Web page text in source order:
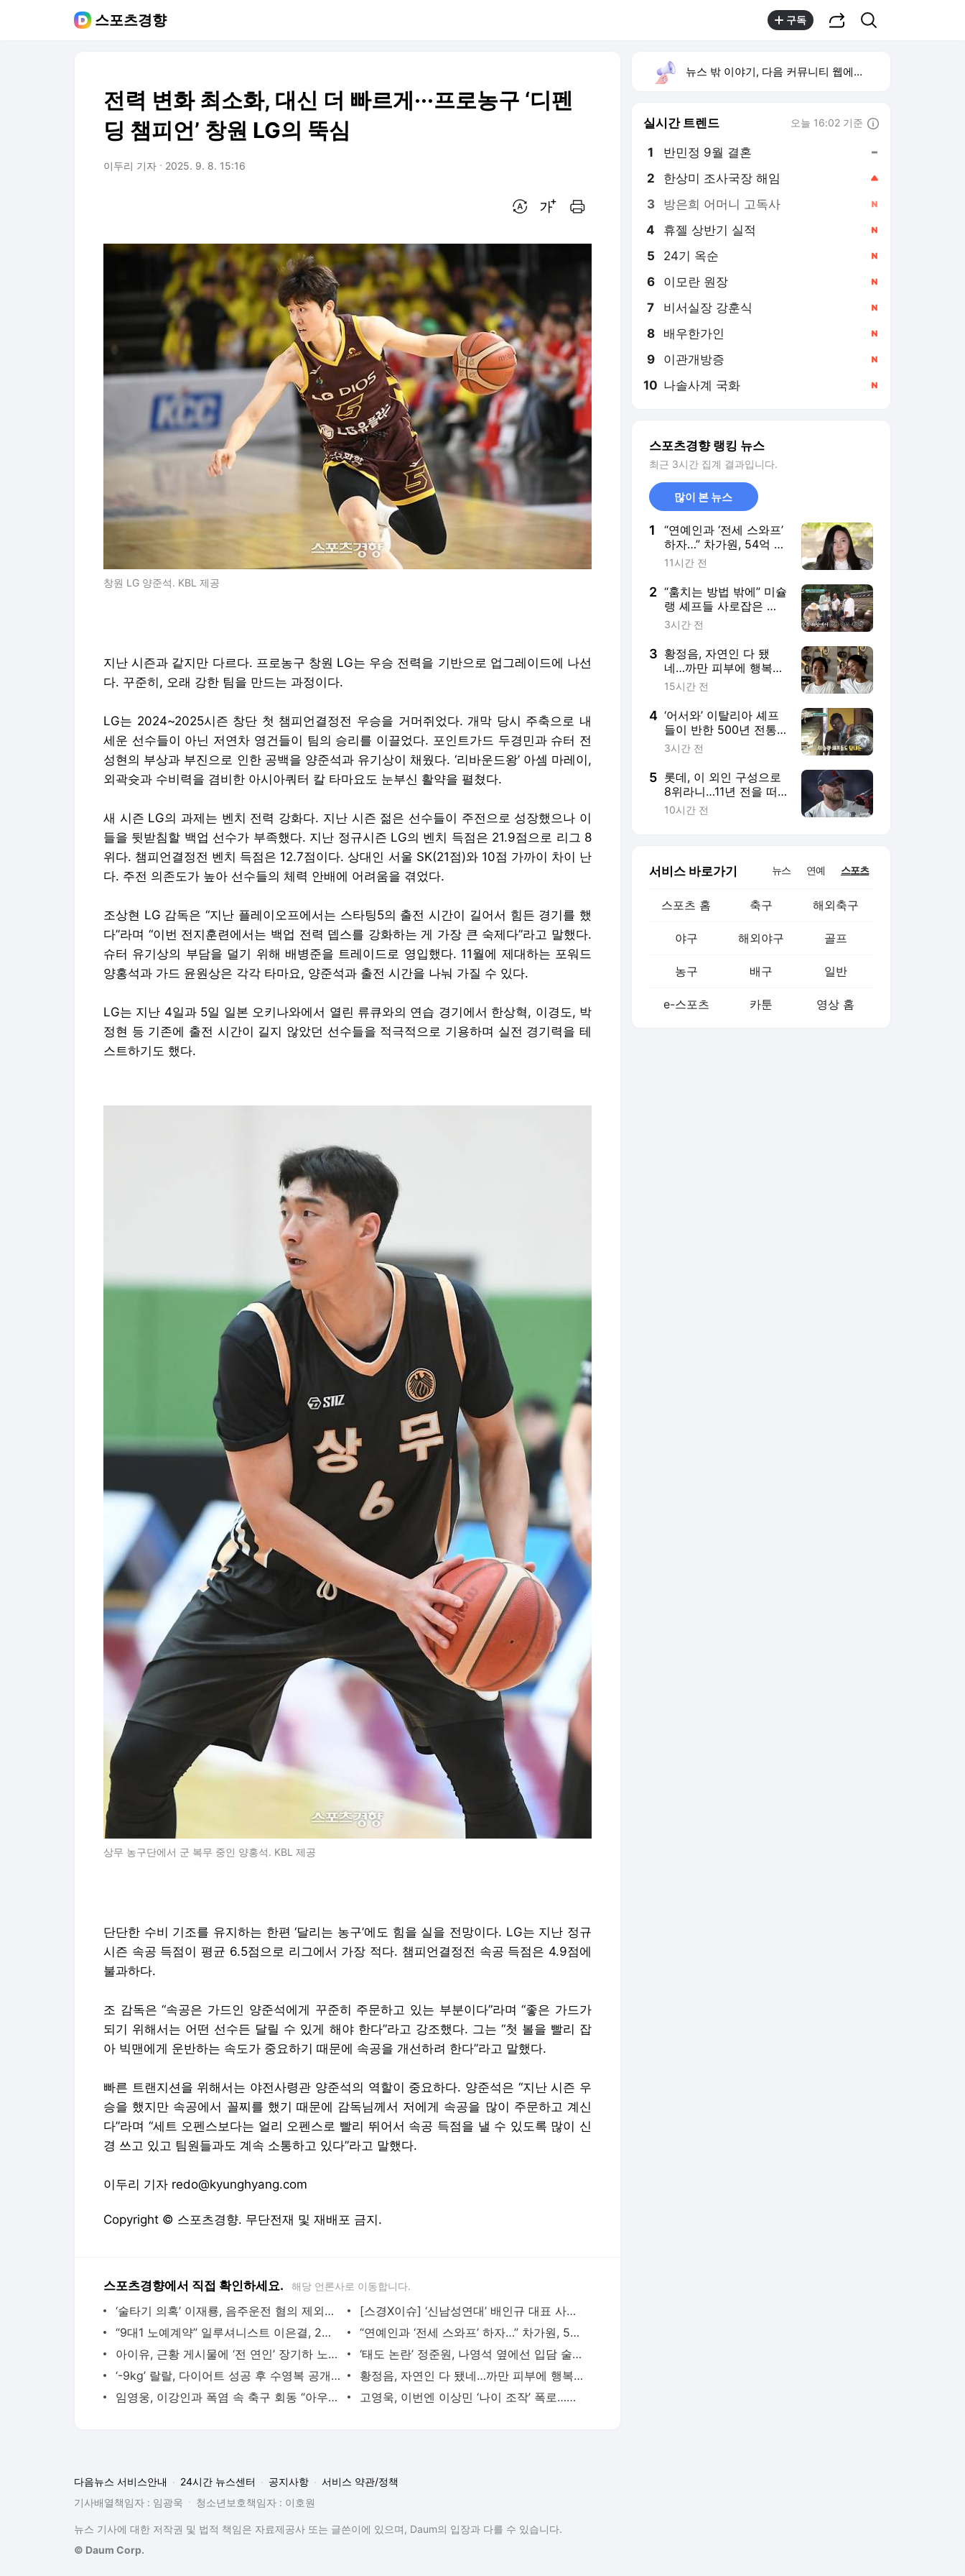
스포츠경향 구독
전력 변화 최소화, 대신 더 빠르게···프로농구 ‘디펜
딩 챔피언’ 창원 LG의 뚝심
이두리 기자 2025. 9. 8. 15:16
창원 LG 양준석. KBL 제공
지난 시즌과 같지만 다르다. 프로농구 창원 LG는 우승 전력을 기반으로 업그레이드에 나선
다. 꾸준히, 오래 강한 팀을 만드는 과정이다.
LG는 2024~2025시즌 창단 첫 챔피언결정전 우승을 거머쥐었다. 개막 당시 주축으로 내
세운 선수들이 아닌 저연차 영건들이 팀의 승리를 이끌었다. 포인트가드 두경민과 슈터 전
성현의 부상과 부진으로 인한 공백을 양준석과 유기상이 채웠다. ‘리바운드왕’ 아셈 마레이,
외곽슛과 수비력을 겸비한 아시아쿼터 칼 타마요도 눈부신 활약을 펼쳤다.
새 시즌 LG의 과제는 벤치 전력 강화다. 지난 시즌 젊은 선수들이 주전으로 성장했으나 이
들을 뒷받침할 백업 선수가 부족했다. 지난 정규시즌 LG의 벤치 득점은 21.9점으로 리그 8
위다. 챔피언결정전 벤치 득점은 12.7점이다. 상대인 서울 SK(21점)와 10점 가까이 차이 난
다. 주전 의존도가 높아 선수들의 체력 안배에 어려움을 겪었다.
조상현 LG 감독은 “지난 플레이오프에서는 스타팅5의 출전 시간이 길어서 힘든 경기를 했
다”라며 “이번 전지훈련에서는 백업 전력 뎁스를 강화하는 게 가장 큰 숙제다”라고 말했다.
슈터 유기상의 부담을 덜기 위해 배병준을 트레이드로 영입했다. 11월에 제대하는 포워드
양홍석과 가드 윤원상은 각각 타마요, 양준석과 출전 시간을 나눠 가질 수 있다.
LG는 지난 4일과 5일 일본 오키나와에서 열린 류큐와의 연습 경기에서 한상혁, 이경도, 박
정현 등 기존에 출전 시간이 길지 않았던 선수들을 적극적으로 기용하며 실전 경기력을 테
스트하기도 했다.
상무 농구단에서 군 복무 중인 양홍석. KBL 제공
단단한 수비 기조를 유지하는 한편 ‘달리는 농구’에도 힘을 실을 전망이다. LG는 지난 정규
시즌 속공 득점이 평균 6.5점으로 리그에서 가장 적다. 챔피언결정전 속공 득점은 4.9점에
불과하다.
조 감독은 “속공은 가드인 양준석에게 꾸준히 주문하고 있는 부분이다”라며 “좋은 가드가
되기 위해서는 어떤 선수든 달릴 수 있게 해야 한다”라고 강조했다. 그는 “첫 볼을 빨리 잡
아 빅맨에게 운반하는 속도가 중요하기 때문에 속공을 개선하려 한다”라고 말했다.
빠른 트랜지션을 위해서는 야전사령관 양준석의 역할이 중요하다. 양준석은 “지난 시즌 우
승을 했지만 속공에서 꼴찌를 했기 때문에 감독님께서 저에게 속공을 많이 주문하고 계신
다”라며 “세트 오펜스보다는 얼리 오펜스로 빨리 뛰어서 속공 득점을 낼 수 있도록 많이 신
경 쓰고 있고 팀원들과도 계속 소통하고 있다”라고 말했다.
이두리 기자 redo@kyunghyang.com
Copyright © 스포츠경향. 무단전재 및 재배포 금지.
스포츠경향에서 직접 확인하세요. 해당 언론사로 이동합니다.
‘술타기 의혹’ 이재룡, 음주운전 혐의 제외된 채 재판行…왜?
[스경X이슈] ‘신남성연대’ 배인규 대표 사망…동료 유튜버들 추모 행렬
“9대1 노예계약” 일루셔니스트 이은결, 2년간 폐인으로 살아야 했던 아픔 고백
“연예인과 ‘전세 스와프’ 하자…” 차가원, 54억 갈취한 ‘라누보 한남’ 사기 전말
아이유, 근황 게시물에 ‘전 연인’ 장기하 노래 넣었다…“쿨하다” 화제
‘태도 논란’ 정준원, 나영석 옆에선 입담 술술?…“왜 어리숙한 척했나” 의문 증폭
‘-9kg’ 랄랄, 다이어트 성공 후 수영복 공개 “빠른 시간에 돼지로…”
황정음, 자연인 다 됐네…까만 피부에 행복한 미소 “못 알아 볼 뻔”
임영웅, 이강인과 폭염 속 축구 회동 “아우파 아틀레티”
고영욱, 이번엔 이상민 ‘나이 조작’ 폭로…끊임없는 연예인 저격 ‘구설’
뉴스 밖 이야기, 다음 커뮤니티 웹에서 보기
실시간 트렌드 오늘 16:02 기준
1 반민정 9월 결혼
2 한상미 조사국장 해임
3 방은희 어머니 고독사
4 휴젤 상반기 실적
5 24기 옥순
6 이모란 원장
7 비서실장 강훈식
8 배우한가인
9 이관개방증
10 나솔사계 국화
스포츠경향 랭킹 뉴스
최근 3시간 집계 결과입니다.
많이 본 뉴스
1
“연예인과 ‘전세 스와프’
하자…” 차가원, 54억 갈
취한 ‘라누보 한남’ 사기
11시간 전
2 “훔치는 방법 밖에” 미슐
랭 셰프들 사로잡은 선
재스님의 발효 장독대
지)
3시간 전
3 황정음, 자연인 다 됐
네…까만 피부에 행복한
미소 “못 알아 볼 뻔”
15시간 전
4 ‘어서와’ 이탈리아 셰프
들이 반한 500년 전통
막걸리…윤남노 추천 ‘막
까지
3시간 전
5 롯데, 이 외인 구성으로
8위라니…11년 전을 떠
올리게 하는 이유
10시간 전
서비스 바로가기 뉴스 연예 스포츠
스포츠 홈 축구 해외축구
야구 해외야구 골프
농구 배구 일반
e-스포츠 카툰 영상 홈
다음뉴스 서비스안내 24시간 뉴스센터 공지사항
서비스 약관/정책
기사배열책임자 : 임광욱
청소년보호책임자 : 이호원
뉴스 기사에 대한 저작권 및 법적 책임은 자료제공사 또는 글쓴이에 있으며, Daum의 입장과 다를 수 있습니다.
© Daum Corp.